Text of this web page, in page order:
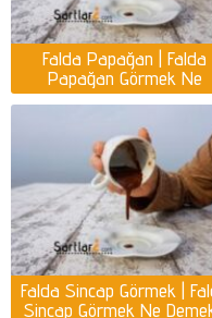
Falda Papağan | Falda
Papağan Görmek Ne
Demek?
Falda Sincap Görmek |
Sincap Görmek Ne